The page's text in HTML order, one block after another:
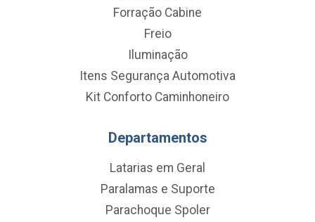
Forração Cabine
Freio
Iluminação
Itens Segurança Automotiva
Kit Conforto Caminhoneiro
Departamentos
Latarias em Geral
Paralamas e Suporte
Parachoque Spoler